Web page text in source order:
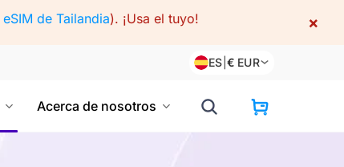
eSIM de Tailandia). ¡Usa el tuyo! ×
ES |€ EUR
Acerca de nosotros